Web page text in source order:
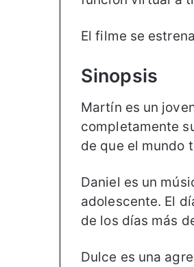
El filme se
Sinopsis
Martín es un
completamente
de que el mundo
Daniel es un
adolescente. El
de los días más
Dulce es una